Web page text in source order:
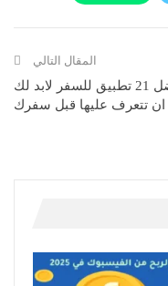
المقال التالي
افضل 21 تطبيق للسفر لابد لك
ان تتعرف عليها قبل سفرك